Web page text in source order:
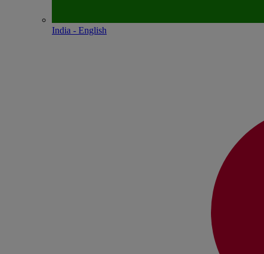
India - English